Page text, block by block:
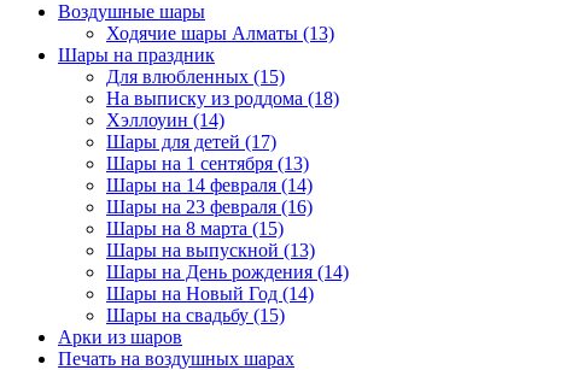
Воздушные шары
Ходячие шары Алматы (13)
Шары на праздник
Для влюбленных (15)
На выписку из роддома (18)
Хэллоуин (14)
Шары для детей (17)
Шары на 1 сентября (13)
Шары на 14 февраля (14)
Шары на 23 февраля (16)
Шары на 8 марта (15)
Шары на выпускной (13)
Шары на День рождения (14)
Шары на Новый Год (14)
Шары на свадьбу (15)
Арки из шаров
Печать на воздушных шарах